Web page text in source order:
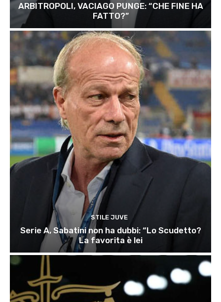
ARBITROPOLI, VACIAGO PUNGE: “CHE FINE HA
FATTO?”
STILE JUVE
Serie A, Sabatini non ha dubbi: “Lo Scudetto?
La favorita è lei